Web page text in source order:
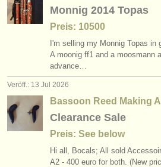
Monnig 2014 Topas
Preis: 10500
I'm selling my Monnig Topas in
A moonig ff1 and a moosmann
advance…
Veröff.: 13 Jul 2026
Bassoon Reed Making
Clearance Sale
Preis: See below
Hi all, Bocals; All sold
A2 - 400 euro for both. (New